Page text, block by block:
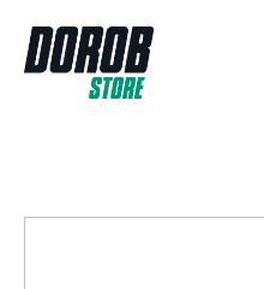
Главная / О нас
Скидки